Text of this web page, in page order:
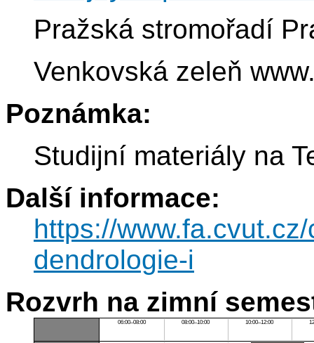
Pražská stromořadí
Venkovská zeleň
Poznámka:
Studijní materiály na
Další informace:
https://
dendrologie-i
Rozvrh na zimní
06:00–08:00 08:00–10:00 10:00–12:00